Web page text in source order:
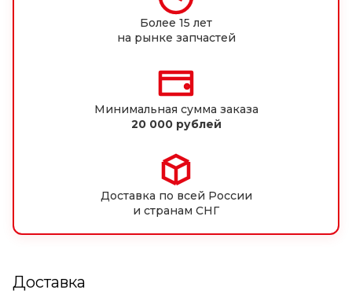
Более 15 лет
на рынке запчастей
Минимальная сумма заказа
20 000 рублей
Доставка по всей России
и странам СНГ
Доставка